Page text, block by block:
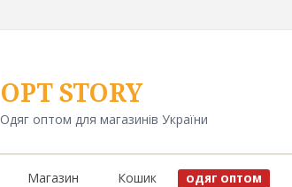
OPT STORY
Одяг оптом для магазинів України
Магазин Кошик ОДЯГ ОПТОМ